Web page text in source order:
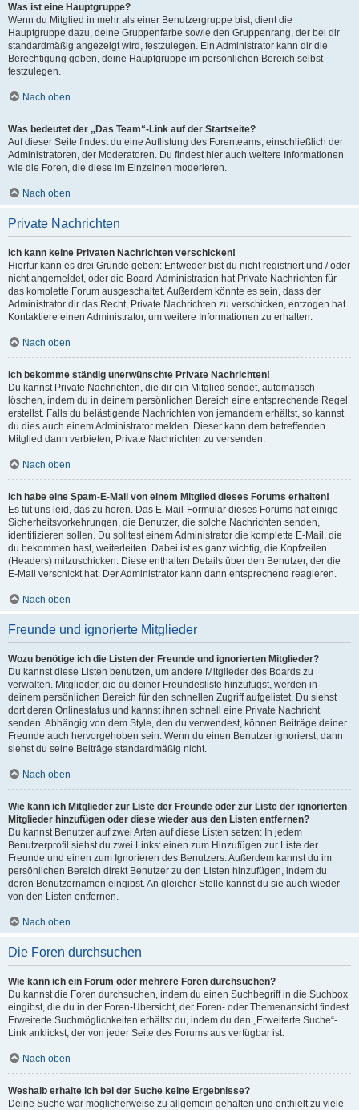
Was ist eine Hauptgruppe?
Wenn du Mitglied in mehr als einer Benutzergruppe bist, dient die
Hauptgruppe dazu, deine Gruppenfarbe sowie den Gruppenrang, der bei dir
standardmäßig angezeigt wird, festzulegen. Ein Administrator kann dir die
Berechtigung geben, deine Hauptgruppe im persönlichen Bereich selbst
festzulegen.
Nach oben
Was bedeutet der „Das Team“-Link auf der Startseite?
Auf dieser Seite findest du eine Auflistung des Forenteams, einschließlich der
Administratoren, der Moderatoren. Du findest hier auch weitere Informationen
wie die Foren, die diese im Einzelnen moderieren.
Nach oben
Private Nachrichten
Ich kann keine Privaten Nachrichten verschicken!
Hierfür kann es drei Gründe geben: Entweder bist du nicht registriert und / oder
nicht angemeldet, oder die Board-Administration hat Private Nachrichten für
das komplette Forum ausgeschaltet. Außerdem könnte es sein, dass der
Administrator dir das Recht, Private Nachrichten zu verschicken, entzogen hat.
Kontaktiere einen Administrator, um weitere Informationen zu erhalten.
Nach oben
Ich bekomme ständig unerwünschte Private Nachrichten!
Du kannst Private Nachrichten, die dir ein Mitglied sendet, automatisch
löschen, indem du in deinem persönlichen Bereich eine entsprechende Regel
erstellst. Falls du belästigende Nachrichten von jemandem erhältst, so kannst
du dies auch einem Administrator melden. Dieser kann dem betreffenden
Mitglied dann verbieten, Private Nachrichten zu versenden.
Nach oben
Ich habe eine Spam-E-Mail von einem Mitglied dieses Forums erhalten!
Es tut uns leid, das zu hören. Das E-Mail-Formular dieses Forums hat einige
Sicherheitsvorkehrungen, die Benutzer, die solche Nachrichten senden,
identifizieren sollen. Du solltest einem Administrator die komplette E-Mail, die
du bekommen hast, weiterleiten. Dabei ist es ganz wichtig, die Kopfzeilen
(Headers) mitzuschicken. Diese enthalten Details über den Benutzer, der die
E-Mail verschickt hat. Der Administrator kann dann entsprechend reagieren.
Nach oben
Freunde und ignorierte Mitglieder
Wozu benötige ich die Listen der Freunde und ignorierten Mitglieder?
Du kannst diese Listen benutzen, um andere Mitglieder des Boards zu
verwalten. Mitglieder, die du deiner Freundesliste hinzufügst, werden in
deinem persönlichen Bereich für den schnellen Zugriff aufgelistet. Du siehst
dort deren Onlinestatus und kannst ihnen schnell eine Private Nachricht
senden. Abhängig von dem Style, den du verwendest, können Beiträge deiner
Freunde auch hervorgehoben sein. Wenn du einen Benutzer ignorierst, dann
siehst du seine Beiträge standardmäßig nicht.
Nach oben
Wie kann ich Mitglieder zur Liste der Freunde oder zur Liste der ignorierten
Mitglieder hinzufügen oder diese wieder aus den Listen entfernen?
Du kannst Benutzer auf zwei Arten auf diese Listen setzen: In jedem
Benutzerprofil siehst du zwei Links: einen zum Hinzufügen zur Liste der
Freunde und einen zum Ignorieren des Benutzers. Außerdem kannst du im
persönlichen Bereich direkt Benutzer zu den Listen hinzufügen, indem du
deren Benutzernamen eingibst. An gleicher Stelle kannst du sie auch wieder
von den Listen entfernen.
Nach oben
Die Foren durchsuchen
Wie kann ich ein Forum oder mehrere Foren durchsuchen?
Du kannst die Foren durchsuchen, indem du einen Suchbegriff in die Suchbox
eingibst, die du in der Foren-Übersicht, der Foren- oder Themenansicht findest.
Erweiterte Suchmöglichkeiten erhältst du, indem du den „Erweiterte Suche“-
Link anklickst, der von jeder Seite des Forums aus verfügbar ist.
Nach oben
Weshalb erhalte ich bei der Suche keine Ergebnisse?
Deine Suche war möglicherweise zu allgemein gehalten und enthielt zu viele